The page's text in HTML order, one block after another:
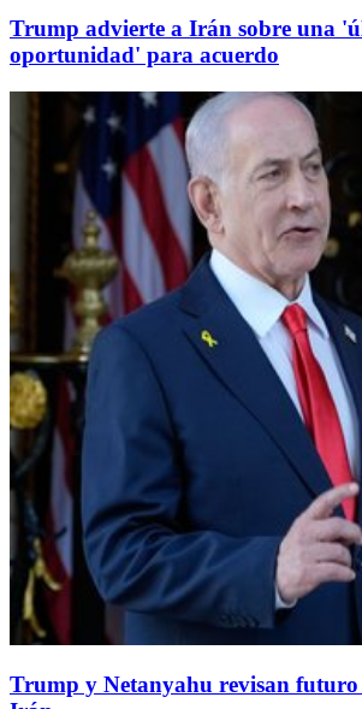
Trump advierte a Irán sobre una
oportunidad' para acuerdo
Trump y Netanyahu revisan futuro